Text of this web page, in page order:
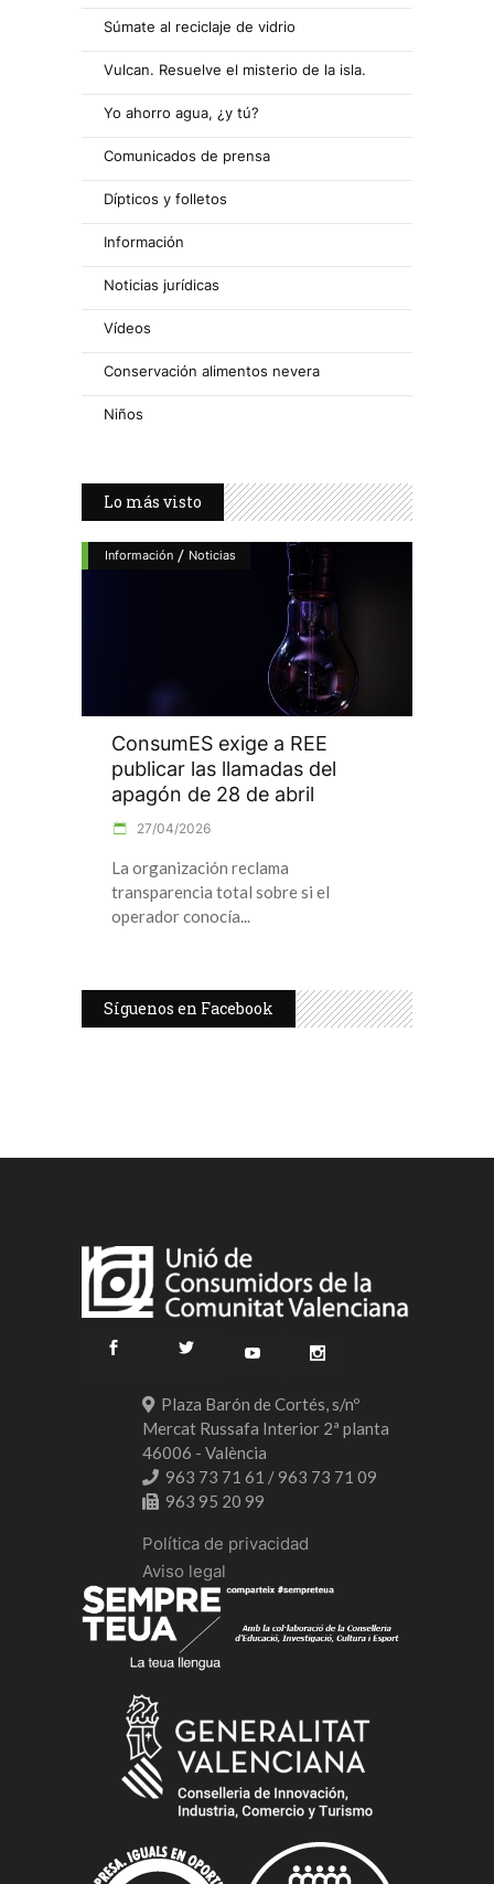
Súmate al reciclaje de vidrio
Vulcan. Resuelve el misterio de la isla.
Yo ahorro agua, ¿y tú?
Comunicados de prensa
Dípticos y folletos
Información
Noticias jurídicas
Vídeos
Conservación alimentos nevera
Niños
Lo más visto
Información / Noticias
ConsumES exige a REE
publicar las llamadas del
apagón de 28 de abril
27/04/2026
La organización reclama
transparencia total sobre si el
operador conocía
Síguenos en Facebook
Plaza Barón de Cortés, s/nº
Mercat Russafa Interior 2ª planta
46006 - València
963 73 71 61 / 963 73 71 09
963 95 20 99
Política de privacidad
Aviso legal